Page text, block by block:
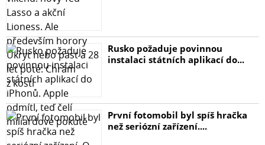
Rusko požaduje povinnou
instalaci státních aplikací do...
První fotomobil byl spíš hračka
než seriózní zařízení....